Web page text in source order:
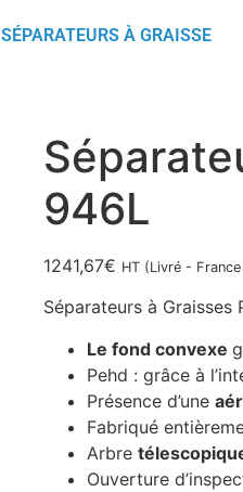
SÉPARATEURS À GRAISSE
946L
1241,67€ HT (Livré -
Séparateurs à Graisses
Le fond convexe
Pehd : grâce à
Présence d’une
Fabriqué
Arbre
Ouverture